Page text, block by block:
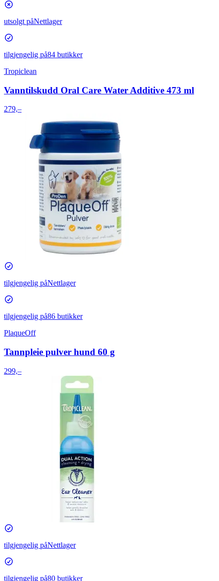
utsolgt påNettlager
tilgjengelig på84 butikker
Tropiclean
Vanntilskudd Oral Care Water Additive 473 ml
279,–
tilgjengelig påNettlager
tilgjengelig på86 butikker
PlaqueOff
Tannpleie pulver hund 60 g
299,–
tilgjengelig påNettlager
tilgjengelig på80 butikker